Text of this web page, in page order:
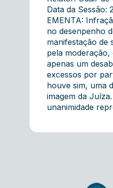
Data da Sessão:
EMENTA:
no desenpenho
manifestação de
pela
apenas um
excessos por
houve sim, uma
imagem da
unanimidade